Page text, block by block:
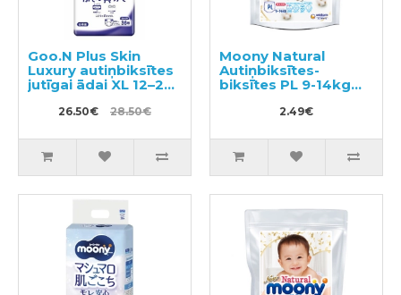
Goo.N Plus Skin
Luxury autiņbiksītes
jutīgai ādai XL 12–20
26.50€ 28.50€
Moony Natural
Autiņbiksītes-
biksītes PL 9-14kg
2.49€